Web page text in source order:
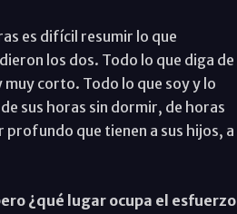
es difícil resumir lo que
los dos. Todo lo que diga de
corto. Todo lo que soy y lo
sus horas sin dormir, de horas
profundo que tienen a sus hijos, a
¿qué lugar ocupa el esfuerzo